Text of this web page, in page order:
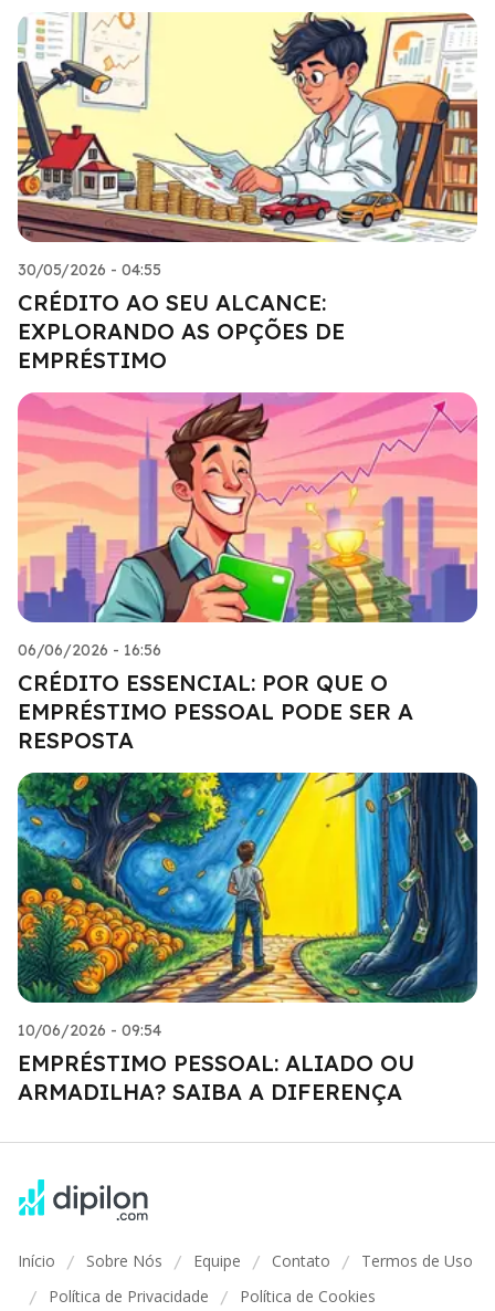
30/05/2026 - 04:55
CRÉDITO AO SEU ALCANCE:
EXPLORANDO AS OPÇÕES DE
EMPRÉSTIMO
06/06/2026 - 16:56
CRÉDITO ESSENCIAL: POR QUE O
EMPRÉSTIMO PESSOAL PODE SER A
RESPOSTA
10/06/2026 - 09:54
EMPRÉSTIMO PESSOAL: ALIADO OU
ARMADILHA? SAIBA A DIFERENÇA
Início / Sobre Nós / Equipe / Contato / Termos de Uso
/ Política de Privacidade / Política de Cookies